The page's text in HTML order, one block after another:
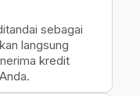
sebagai
langsung
kredit